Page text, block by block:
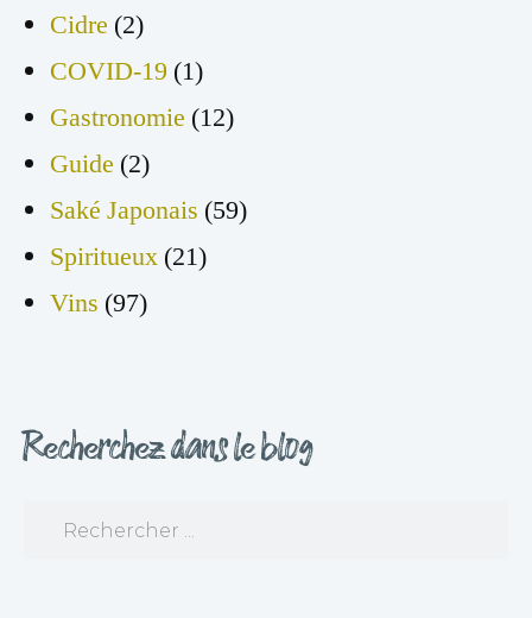
Cidre (2)
COVID-19 (1)
Gastronomie (12)
Guide (2)
Saké Japonais (59)
Spiritueux (21)
Vins (97)
Recherchez dans le blog